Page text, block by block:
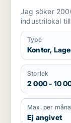
Jag söker
industrilokal
Type
Kontor,
Storlek
2 000 - 10
Max. per
Ej angivet